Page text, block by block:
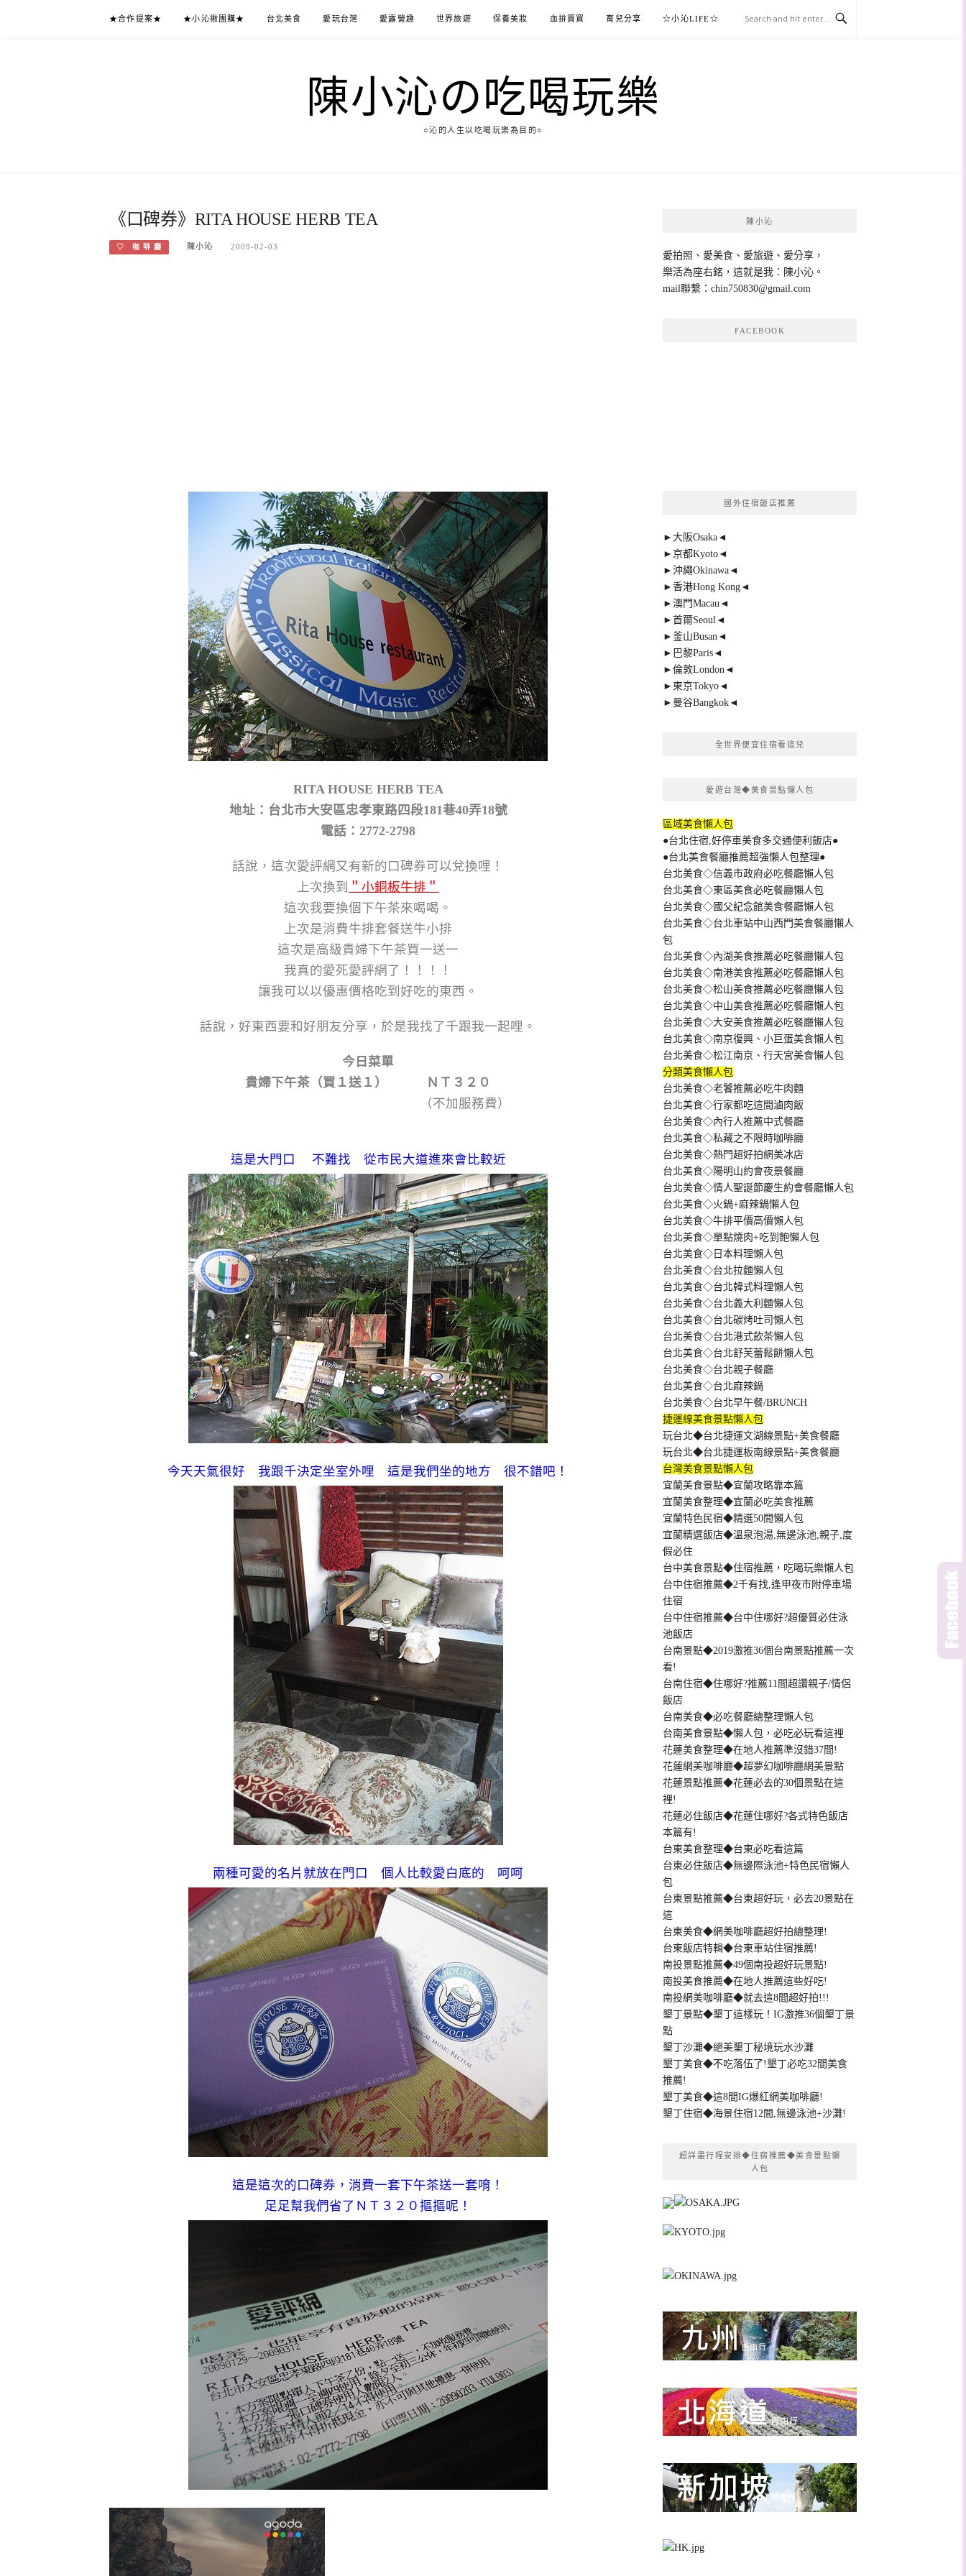
★合作提案★ ★小沁揪團購★ 台北美食 愛玩台灣 愛露營趣 世界旅遊 保養美妝 血拚買買 育兒分享 ☆小沁LIFE☆
陳小沁の吃喝玩樂
○沁的人生以吃喝玩樂為目的○
《口碑券》RITA HOUSE HERB TEA
♡ 咖 啡 廳 陳小沁 2009-02-03
RITA HOUSE HERB TEA
地址：台北市大安區忠孝東路四段181巷40弄18號
電話：2772-2798
話說，這次愛評網又有新的口碑券可以兌換哩！
上次換到 ＂小銅板牛排＂
這次我要換個下午茶來喝喝。
上次是消費牛排套餐送牛小排
這次是高級貴婦下午茶買一送一
我真的愛死愛評網了！！！！
讓我可以以優惠價格吃到好吃的東西。
話說，好東西要和好朋友分享，於是我找了千跟我一起哩。
今日菜單
貴婦下午茶（買１送１） ＮＴ３２０
（不加服務費）
這是大門口 不難找 從市民大道進來會比較近
今天天氣很好 我跟千決定坐室外哩 這是我們坐的地方 很不錯吧！
兩種可愛的名片就放在門口 個人比較愛白底的 呵呵
這是這次的口碑券，消費一套下午茶送一套唷！
足足幫我們省了ＮＴ３２０摳摳呢！
陳小沁
愛拍照、愛美食、愛旅遊、愛分享，
樂活為座右銘，這就是我：陳小沁。
mail聯繫： chin750830@gmail.com
FACEBOOK
國外住宿飯店推薦
►大阪Osaka◄
►京都Kyoto◄
►沖繩Okinawa◄
►香港Hong Kong◄
►澳門Macau◄
►首爾Seoul◄
►釜山Busan◄
►巴黎Paris◄
►倫敦London◄
►東京Tokyo◄
►曼谷Bangkok◄
全世界便宜住宿看這兒
愛遊台灣◆美食景點懶人包
區域美食懶人包
●台北住宿,好停車美食多交通便利飯店●
●台北美食餐廳推薦超強懶人包整理●
台北美食◇信義市政府必吃餐廳懶人包
台北美食◇東區美食必吃餐廳懶人包
台北美食◇國父紀念館美食餐廳懶人包
台北美食◇台北車站中山西門美食餐廳懶人
包
台北美食◇內湖美食推薦必吃餐廳懶人包
台北美食◇南港美食推薦必吃餐廳懶人包
台北美食◇松山美食推薦必吃餐廳懶人包
台北美食◇中山美食推薦必吃餐廳懶人包
台北美食◇大安美食推薦必吃餐廳懶人包
台北美食◇南京復興、小巨蛋美食懶人包
台北美食◇松江南京、行天宮美食懶人包
分類美食懶人包
台北美食◇老饕推薦必吃牛肉麵
台北美食◇行家都吃這間滷肉飯
台北美食◇內行人推薦中式餐廳
台北美食◇私藏之不限時咖啡廳
台北美食◇熱門超好拍網美冰店
台北美食◇陽明山約會夜景餐廳
台北美食◇情人聖誕節慶生約會餐廳懶人包
台北美食◇火鍋+麻辣鍋懶人包
台北美食◇牛排平價高價懶人包
台北美食◇單點燒肉+吃到飽懶人包
台北美食◇日本料理懶人包
台北美食◇台北拉麵懶人包
台北美食◇台北韓式料理懶人包
台北美食◇台北義大利麵懶人包
台北美食◇台北碳烤吐司懶人包
台北美食◇台北港式飲茶懶人包
台北美食◇台北舒芙蕾鬆餅懶人包
台北美食◇台北親子餐廳
台北美食◇台北麻辣鍋
台北美食◇台北早午餐/BRUNCH
捷運線美食景點懶人包
玩台北◆台北捷運文湖線景點+美食餐廳
玩台北◆台北捷運板南線景點+美食餐廳
台灣美食景點懶人包
宜蘭美食景點◆宜蘭攻略靠本篇
宜蘭美食整理◆宜蘭必吃美食推薦
宜蘭特色民宿◆精選50間懶人包
宜蘭精選飯店◆溫泉泡湯,無邊泳池,親子,度
假必住
台中美食景點◆住宿推薦，吃喝玩樂懶人包
台中住宿推薦◆2千有找,逢甲夜市附停車場
住宿
台中住宿推薦◆台中住哪好?超優質必住泳
池飯店
台南景點◆2019激推36個台南景點推薦一次
看!
台南住宿◆住哪好?推薦11間超讚親子/情侶
飯店
台南美食◆必吃餐廳總整理懶人包
台南美食景點◆懶人包，必吃必玩看這裡
花蓮美食整理◆在地人推薦準沒錯37間!
花蓮網美咖啡廳◆超夢幻咖啡廳網美景點
花蓮景點推薦◆花蓮必去的30個景點在這
裡!
花蓮必住飯店◆花蓮住哪好?各式特色飯店
本篇有!
台東美食整理◆台東必吃看這篇
台東必住飯店◆無邊際泳池+特色民宿懶人
包
台東景點推薦◆台東超好玩，必去20景點在
這
台東美食◆網美咖啡廳超好拍總整理!
台東飯店特輯◆台東車站住宿推薦!
南投景點推薦◆49個南投超好玩景點!
南投美食推薦◆在地人推薦這些好吃!
南投網美咖啡廳◆就去這8間超好拍!!!
墾丁景點◆墾丁這樣玩！IG激推36個墾丁景
點
墾丁沙灘◆絕美墾丁秘境玩水沙灘
墾丁美食◆不吃落伍了!墾丁必吃32間美食
推薦!
墾丁美食◆這8間IG爆紅網美咖啡廳!
墾丁住宿◆海景住宿12間,無邊泳池+沙灘!
超詳盡行程安排◆住宿推薦◆美食景點懶
人包